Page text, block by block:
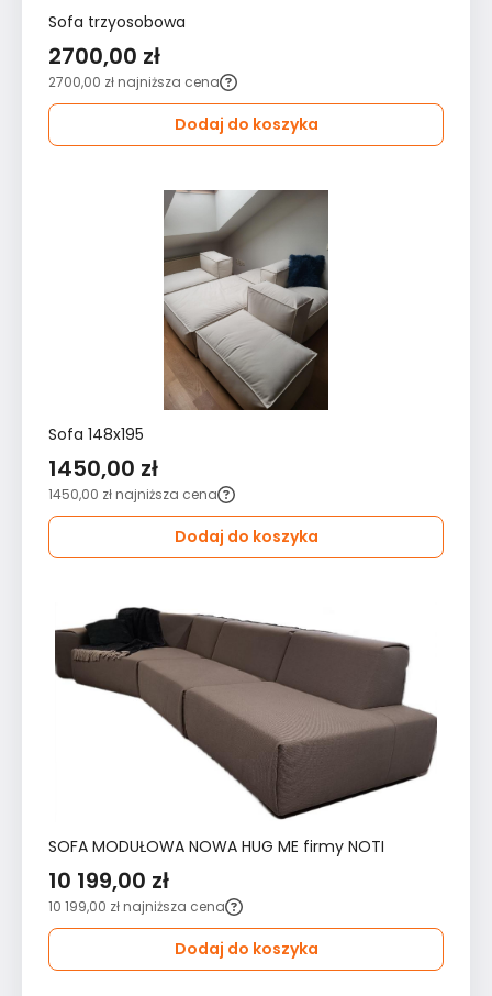
Sofa trzyosobowa
2700,00 zł
2700,00 zł najniższa cena
Dodaj do koszyka
Sofa 148x195
1450,00 zł
1450,00 zł najniższa cena
Dodaj do koszyka
SOFA MODUŁOWA NOWA HUG ME firmy NOTI
10 199,00 zł
10 199,00 zł najniższa cena
Dodaj do koszyka